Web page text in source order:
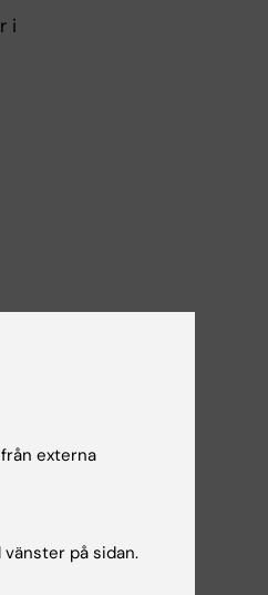
i
externa
på sidan.